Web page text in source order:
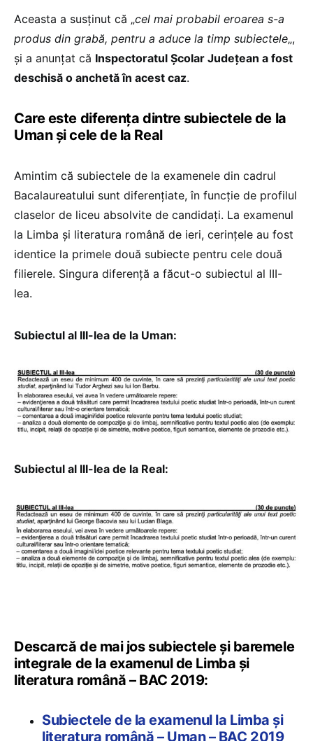
Aceasta a susținut că „cel mai probabil eroarea s-a
produs din grabă, pentru a aduce la timp subiectele„,
și a anunțat că Inspectoratul Școlar Județean a fost
deschisă o anchetă în acest caz.
Care este diferența dintre subiectele de la
Uman și cele de la Real
Amintim că subiectele de la examenele din cadrul
Bacalaureatului sunt diferențiate, în funcție de profilul
claselor de liceu absolvite de candidați. La examenul
la Limba și literatura română de ieri, cerințele au fost
identice la primele două subiecte pentru cele două
filierele. Singura diferență a făcut-o subiectul al III-
lea.
Subiectul al III-lea de la Uman:
Subiectul al III-lea de la Real:
Descarcă de mai jos subiectele și baremele
integrale de la examenul de Limba și
literatura română – BAC 2019:
Subiectele de la examenul la Limba și
literatura română – Uman – BAC 2019